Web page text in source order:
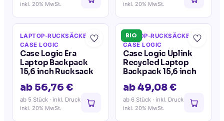
inkl. 20% MwSt.
inkl. 20% MwSt.
LAPTOP-RUCKSÄCKE ·
CASE LOGIC
Case Logic Era
Laptop Backpack
15,6 inch Rucksack
ab 56,76 €
ab 5 Stück · inkl. Druck
inkl. 20% MwSt.
BIO
LAPTOP-RUCKSÄCKE ·
CASE LOGIC
Case Logic Uplink
Recycled Laptop
Backpack 15,6 inch
ab 49,08 €
ab 6 Stück · inkl. Druck
inkl. 20% MwSt.